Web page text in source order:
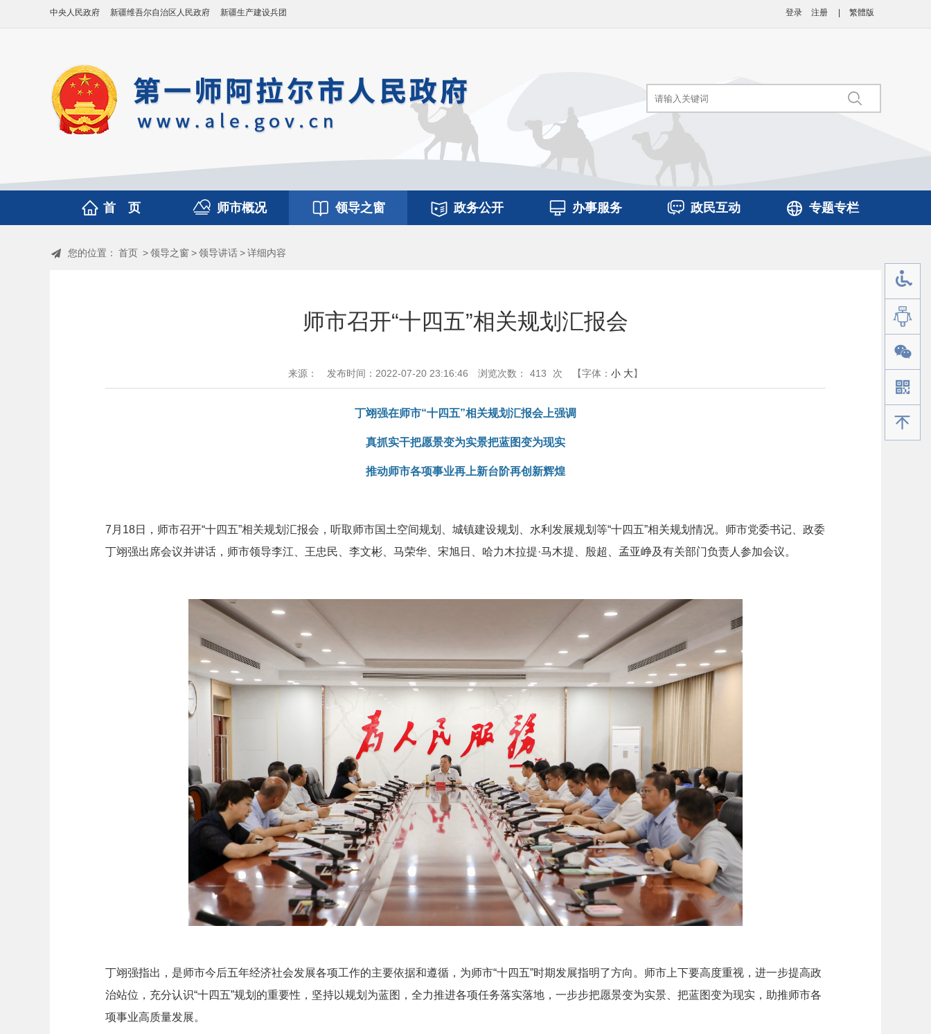
登录 注册 繁體版
中央人民政府 新疆维吾尔自治区人民政府 新疆生产建设兵团
首 页 师市概况 领导之窗 政务公开 办事服务 政民互动 专题专栏
您的位置： 首页 >领导之窗 >领导讲话>详细内容
师市召开“十四五”相关规划汇报会
来源： 发布时间：2022-07-20 23:16:46 浏览次数： 413 次 【字体： 小 大】
丁翊强在师市“十四五”相关规划汇报会上强调
真抓实干把愿景变为实景把蓝图变为现实
推动师市各项事业再上新台阶再创新辉煌
7月18日，师市召开“十四五”相关规划汇报会，听取师市国土空间规划、城镇建设规划、水利发展规划等“十四五”相关规划情况。师市党委书记、政委
丁翊强出席会议并讲话，师市领导李江、王忠民、李文彬、马荣华、宋旭日、哈力木拉提·马木提、殷超、孟亚峥及有关部门负责人参加会议。
丁翊强指出，是师市今后五年经济社会发展各项工作的主要依据和遵循，为师市“十四五”时期发展指明了方向。师市上下要高度重视，进一步提高政
治站位，充分认识“十四五”规划的重要性，坚持以规划为蓝图，全力推进各项任务落实落地，一步步把愿景变为实景、把蓝图变为现实，助推师市各
项事业高质量发展。
手机版